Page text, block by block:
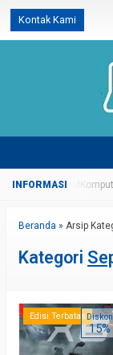
Kontak Kami
Di Website
Beranda » Arsip
Kategori
Edisi TerbatasDiskon
15%